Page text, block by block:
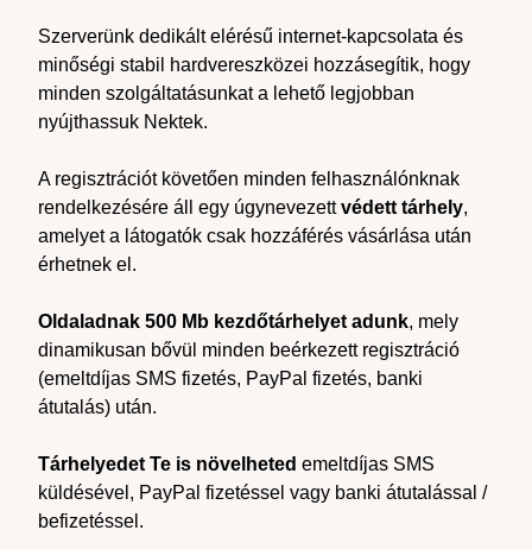
Szerverünk dedikált elérésű internet-kapcsolata és
minőségi stabil hardvereszközei hozzásegítik, hogy
minden szolgáltatásunkat a lehető legjobban
nyújthassuk Nektek.
A regisztrációt követően minden felhasználónknak
rendelkezésére áll egy úgynevezettvédett tárhely,
amelyet a látogatók csak hozzáférés vásárlása után
érhetnek el.
Oldaladnak 500 Mb kezdőtárhelyet adunk, mely
dinamikusan bővül minden beérkezett regisztráció
(emeltdíjas SMS fizetés, PayPal fizetés, banki
átutalás) után.
Tárhelyedet Te is növelheted emeltdíjas SMS
küldésével, PayPal fizetéssel vagy banki átutalással /
befizetéssel.